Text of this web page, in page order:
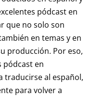
pódcast en
que no solo son
en temas y en
producción. Por eso,
pódcast en
traducirse al español,
para volver a